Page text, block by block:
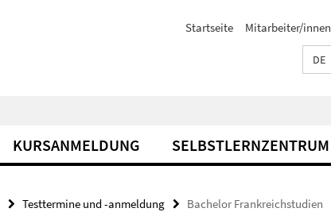
Startseite Mitarbeiter/innen
DE
KURSANMELDUNG SELBSTLERNZENTRUM
Testtermine und -anmeldung Bachelor Frankreichstudien